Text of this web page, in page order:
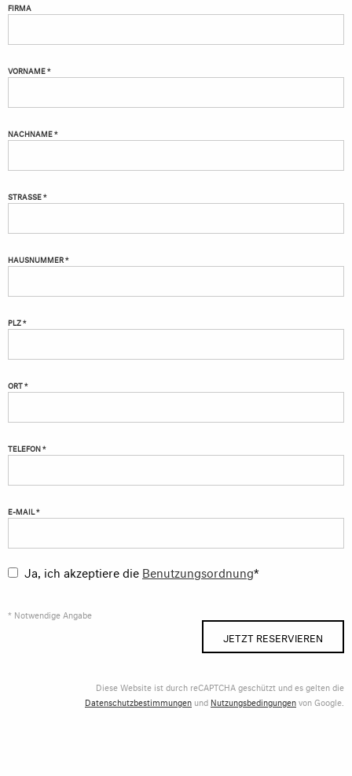
FIRMA
VORNAME *
NACHNAME *
STRASSE *
HAUSNUMMER *
PLZ *
ORT *
TELEFON *
E-MAIL *
Ja, ich akzeptiere die Benutzungsordnung*
* Notwendige Angabe
JETZT RESERVIEREN
Diese Website ist durch reCAPTCHA geschützt und es gelten die
Datenschutzbestimmungen und Nutzungsbedingungenvon Google.